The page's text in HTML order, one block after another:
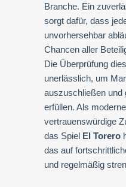
Branche. Ein
sorgt dafür, dass
unvorhersehbar
Chancen aller
Die Überprüfung
unerlässlich, um
auszuschließen und
erfüllen. Als
vertrauenswürdige
das Spiel El Torero
das auf
und regelmäßig